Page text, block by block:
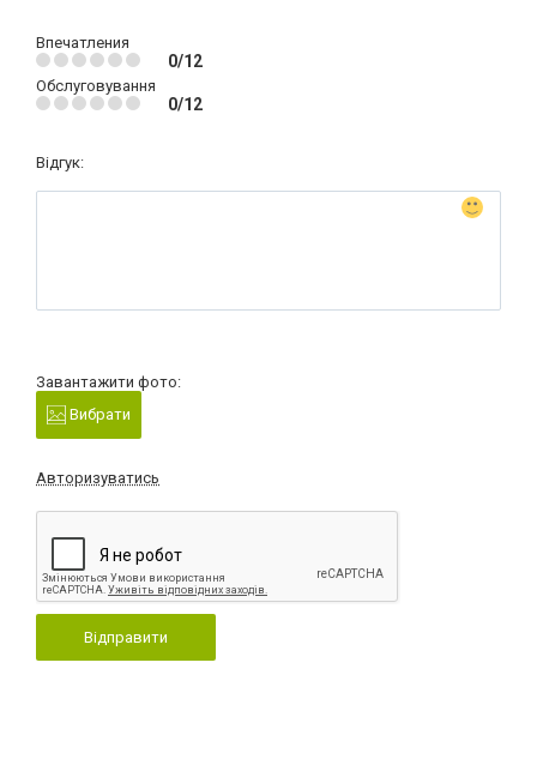
Впечатления
0/12
Обслуговування
0/12
Відгук:
Завантажити фото:
Вибрати
Авторизуватись
Відправити